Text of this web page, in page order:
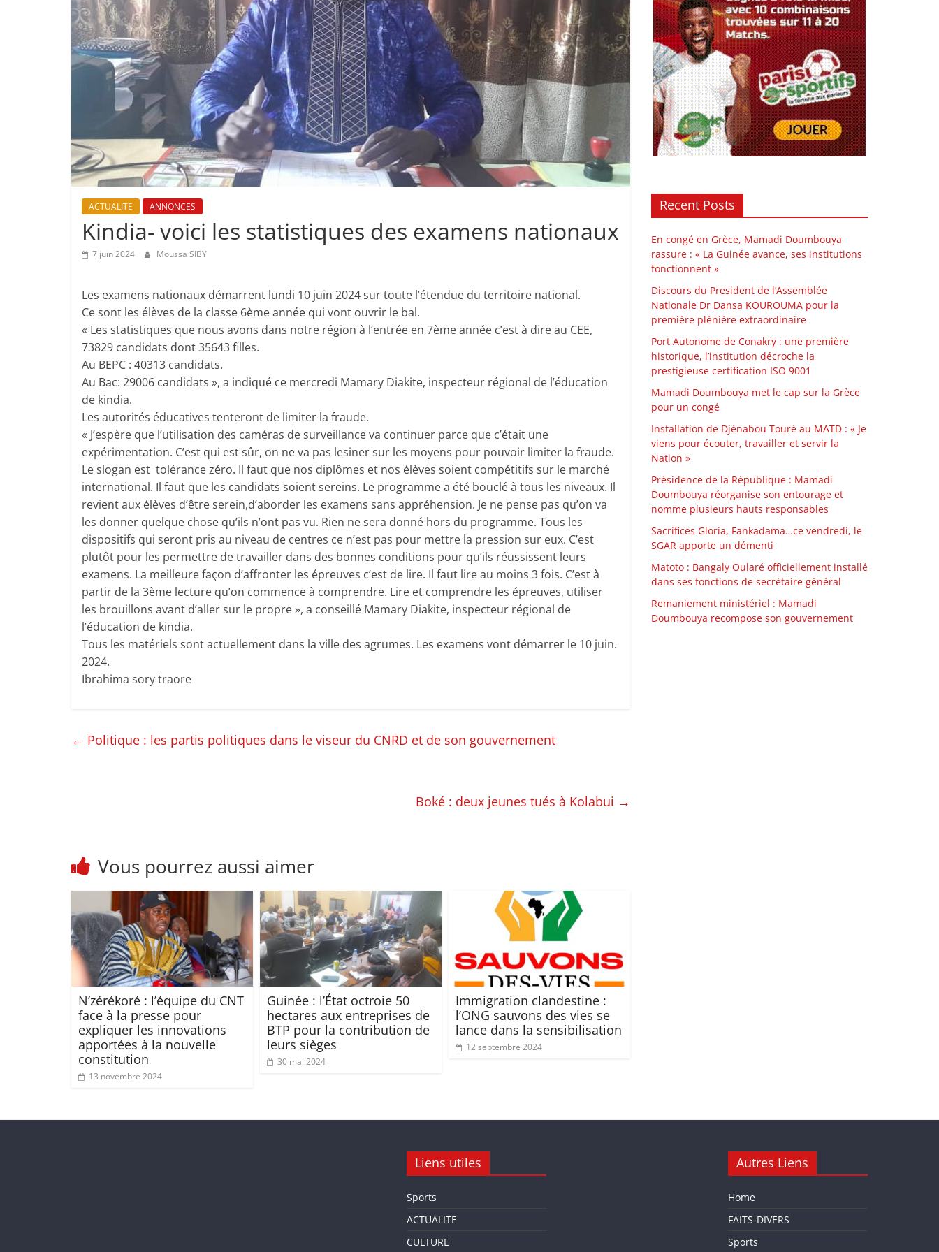
ACTUALITE ANNONCES
Kindia- voici les statistiques des examens nationaux
7 juin 2024 Moussa SIBY
Les examens nationaux démarrent lundi 10 juin 2024 sur toute l’étendue du territoire national.
Ce sont les élèves de la classe 6ème année qui vont ouvrir le bal.
« Les statistiques que nous avons dans notre région à l’entrée en 7ème année c’est à dire au CEE,
73829 candidats dont 35643 filles.
Au BEPC : 40313 candidats.
Au Bac: 29006 candidats », a indiqué ce mercredi Mamary Diakite, inspecteur régional de l’éducation
de kindia.
Les autorités éducatives tenteront de limiter la fraude.
« J’espère que l’utilisation des caméras de surveillance va continuer parce que c’était une
expérimentation. C’est qui est sûr, on ne va pas lesiner sur les moyens pour pouvoir limiter la fraude.
Le slogan est tolérance zéro. Il faut que nos diplômes et nos élèves soient compétitifs sur le marché
international. Il faut que les candidats soient sereins. Le programme a été bouclé à tous les niveaux. Il
revient aux élèves d’être serein,d’aborder les examens sans appréhension. Je ne pense pas qu’on va
les donner quelque chose qu’ils n’ont pas vu. Rien ne sera donné hors du programme. Tous les
dispositifs qui seront pris au niveau de centres ce n’est pas pour mettre la pression sur eux. C’est
plutôt pour les permettre de travailler dans des bonnes conditions pour qu’ils réussissent leurs
examens. La meilleure façon d’affronter les épreuves c’est de lire. Il faut lire au moins 3 fois. C’est à
partir de la 3ème lecture qu’on commence à comprendre. Lire et comprendre les épreuves, utiliser
les brouillons avant d’aller sur le propre », a conseillé Mamary Diakite, inspecteur régional de
l’éducation de kindia.
Tous les matériels sont actuellement dans la ville des agrumes. Les examens vont démarrer le 10 juin.
2024.
Ibrahima sory traore
← Politique : les partis politiques dans le viseur du CNRD et de son gouvernement
Boké : deux jeunes tués à Kolabui →
Vous pourrez aussi aimer
N’zérékoré : l’équipe du CNT
face à la presse pour
expliquer les innovations
apportées à la nouvelle
constitution
13 novembre 2024
Guinée : l’État octroie 50
hectares aux entreprises de
BTP pour la contribution de
leurs sièges
30 mai 2024
Immigration clandestine :
l’ONG sauvons des vies se
lance dans la sensibilisation
12 septembre 2024
Recent Posts
En congé en Grèce, Mamadi Doumbouya
rassure : « La Guinée avance, ses institutions
fonctionnent »
Discours du President de l’Assemblée
Nationale Dr Dansa KOUROUMA pour la
première plénière extraordinaire
Port Autonome de Conakry : une première
historique, l’institution décroche la
prestigieuse certification ISO 9001
Mamadi Doumbouya met le cap sur la Grèce
pour un congé
Installation de Djénabou Touré au MATD : « Je
viens pour écouter, travailler et servir la
Nation »
Présidence de la République : Mamadi
Doumbouya réorganise son entourage et
nomme plusieurs hauts responsables
Sacrifices Gloria, Fankadama…ce vendredi, le
SGAR apporte un démenti
Matoto : Bangaly Oularé officiellement installé
dans ses fonctions de secrétaire général
Remaniement ministériel : Mamadi
Doumbouya recompose son gouvernement
Liens utiles
Sports
ACTUALITE
CULTURE
Autres Liens
Home
FAITS-DIVERS
Sports